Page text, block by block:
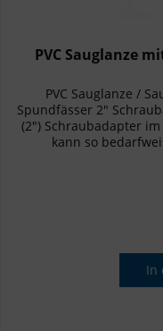
PVC Sauglanze
PVC Sauglanze /
Spundfässer 2"
(2") Schraubadapter
kann so
In